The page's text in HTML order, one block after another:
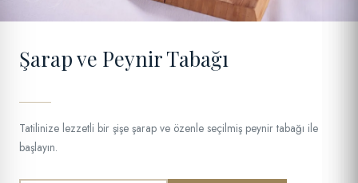
Şarap ve Peynir Tabağı
Tatilinize lezzetli bir şişe şarap ve özenle seçilmiş peynir tabağı ile
başlayın.